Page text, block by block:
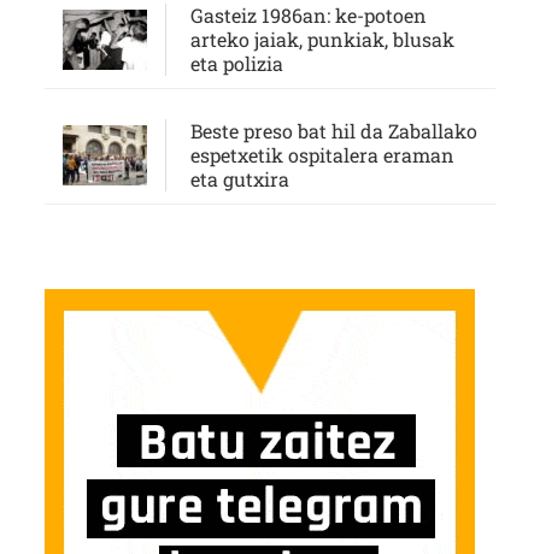
Gasteiz 1986an: ke-potoen
arteko jaiak, punkiak, blusak
eta polizia
Beste preso bat hil da Zaballako
espetxetik ospitalera eraman
eta gutxira